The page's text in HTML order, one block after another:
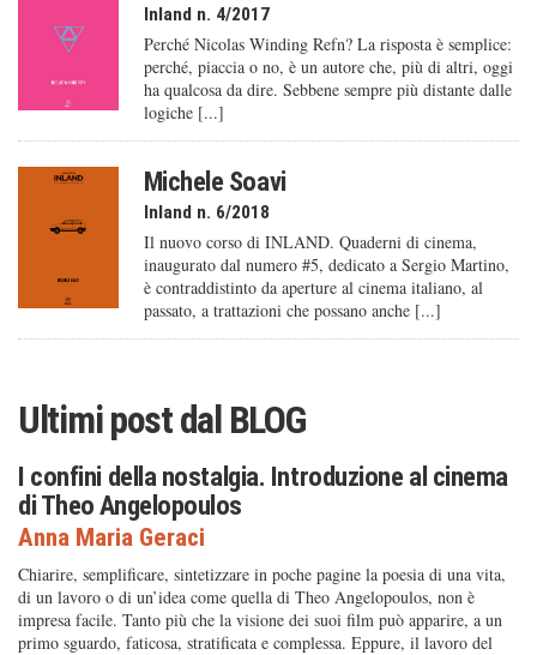
Inland n. 4/2017
Perché Nicolas Winding Refn? La risposta è semplice:
perché, piaccia o no, è un autore che, più di altri, oggi
ha qualcosa da dire. Sebbene sempre più distante dalle
logiche [...]
Michele Soavi
Inland n. 6/2018
Il nuovo corso di INLAND. Quaderni di cinema,
inaugurato dal numero #5, dedicato a Sergio Martino,
è contraddistinto da aperture al cinema italiano, al
passato, a trattazioni che possano anche [...]
Ultimi post dalBLOG
I confini della nostalgia. Introduzione al cinema
di Theo Angelopoulos
Anna Maria Geraci
Chiarire, semplificare, sintetizzare in poche pagine la poesia di una vita,
di un lavoro o di un’idea come quella di Theo Angelopoulos, non è
impresa facile. Tanto più che la visione dei suoi film può apparire, a un
primo sguardo, faticosa, stratificata e complessa. Eppure, il lavoro del